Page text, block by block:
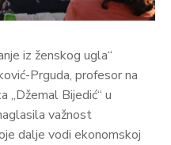
iz ženskog ugla“
Prguda, profesor na
Bijedić“ u
važnost
dalje vodi ekonomskoj